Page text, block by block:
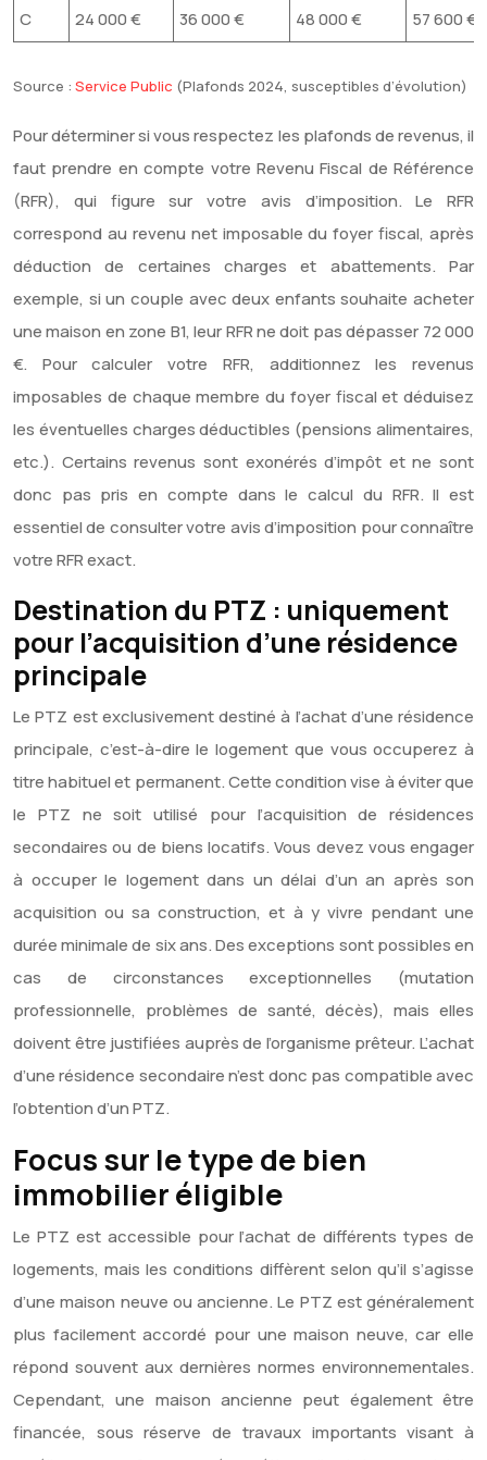
C 24 000 € 36 000 € 48 000 € 57 600 €
Source : Service Public (Plafonds 2024, susceptibles d’évolution)
Pour déterminer si vous respectez les plafonds de revenus, il
faut prendre en compte votre Revenu Fiscal de Référence
(RFR), qui figure sur votre avis d’imposition. Le RFR
correspond au revenu net imposable du foyer fiscal, après
déduction de certaines charges et abattements. Par
exemple, si un couple avec deux enfants souhaite acheter
une maison en zone B1, leur RFR ne doit pas dépasser 72 000
€. Pour calculer votre RFR, additionnez les revenus
imposables de chaque membre du foyer fiscal et déduisez
les éventuelles charges déductibles (pensions alimentaires,
etc.). Certains revenus sont exonérés d’impôt et ne sont
donc pas pris en compte dans le calcul du RFR. Il est
essentiel de consulter votre avis d’imposition pour connaître
votre RFR exact.
Destination du PTZ : uniquement
pour l’acquisition d’une résidence
principale
Le PTZ est exclusivement destiné à l’achat d’une résidence
principale, c’est-à-dire le logement que vous occuperez à
titre habituel et permanent. Cette condition vise à éviter que
le PTZ ne soit utilisé pour l’acquisition de résidences
secondaires ou de biens locatifs. Vous devez vous engager
à occuper le logement dans un délai d’un an après son
acquisition ou sa construction, et à y vivre pendant une
durée minimale de six ans. Des exceptions sont possibles en
cas de circonstances exceptionnelles (mutation
professionnelle, problèmes de santé, décès), mais elles
doivent être justifiées auprès de l’organisme prêteur. L’achat
d’une résidence secondaire n’est donc pas compatible avec
l’obtention d’un PTZ.
Focus sur le type de bien
immobilier éligible
Le PTZ est accessible pour l’achat de différents types de
logements, mais les conditions diffèrent selon qu’il s’agisse
d’une maison neuve ou ancienne. Le PTZ est généralement
plus facilement accordé pour une maison neuve, car elle
répond souvent aux dernières normes environnementales.
Cependant, une maison ancienne peut également être
financée, sous réserve de travaux importants visant à